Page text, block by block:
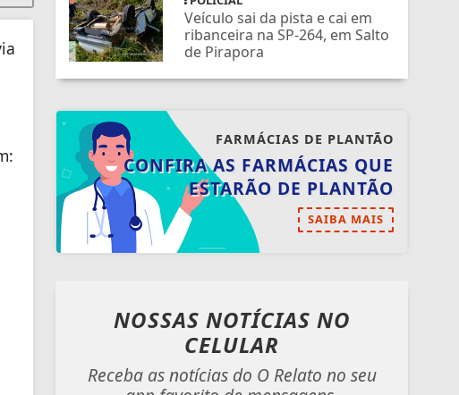
Veículo sai da pista e cai em
ribanceira na SP-264, em Salto
de Pirapora
FARMÁCIAS DE PLANTÃO
CONFIRA AS FARMÁCIAS QUE
ESTARÃO DE PLANTÃO
SAIBA MAIS
NOSSAS NOTÍCIAS NO
CELULAR
Receba as notícias do O Relato no seu